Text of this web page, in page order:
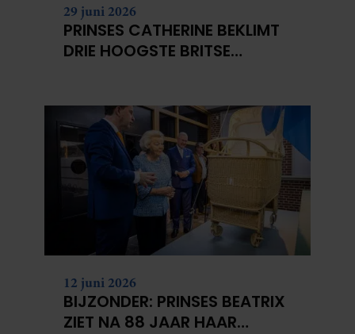
29 juni 2026
PRINSES CATHERINE BEKLIMT
DRIE HOOGSTE BRITSE
12 juni 2026
BIJZONDER: PRINSES BEATRIX
ZIET NA 88 JAAR HAAR